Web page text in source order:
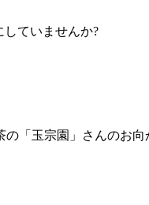
ていませんか?
「玉宗園」さんのお向